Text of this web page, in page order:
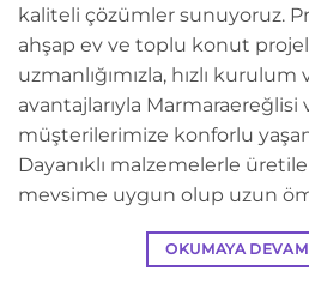
kaliteli çözümler sunuyoruz.
ahşap ev ve toplu konut
uzmanlığımızla, hızlı
avantajlarıyla
müşterilerimize konforlu
Dayanıklı malzemelerle
mevsime uygun olup uzun
OKUMAYA